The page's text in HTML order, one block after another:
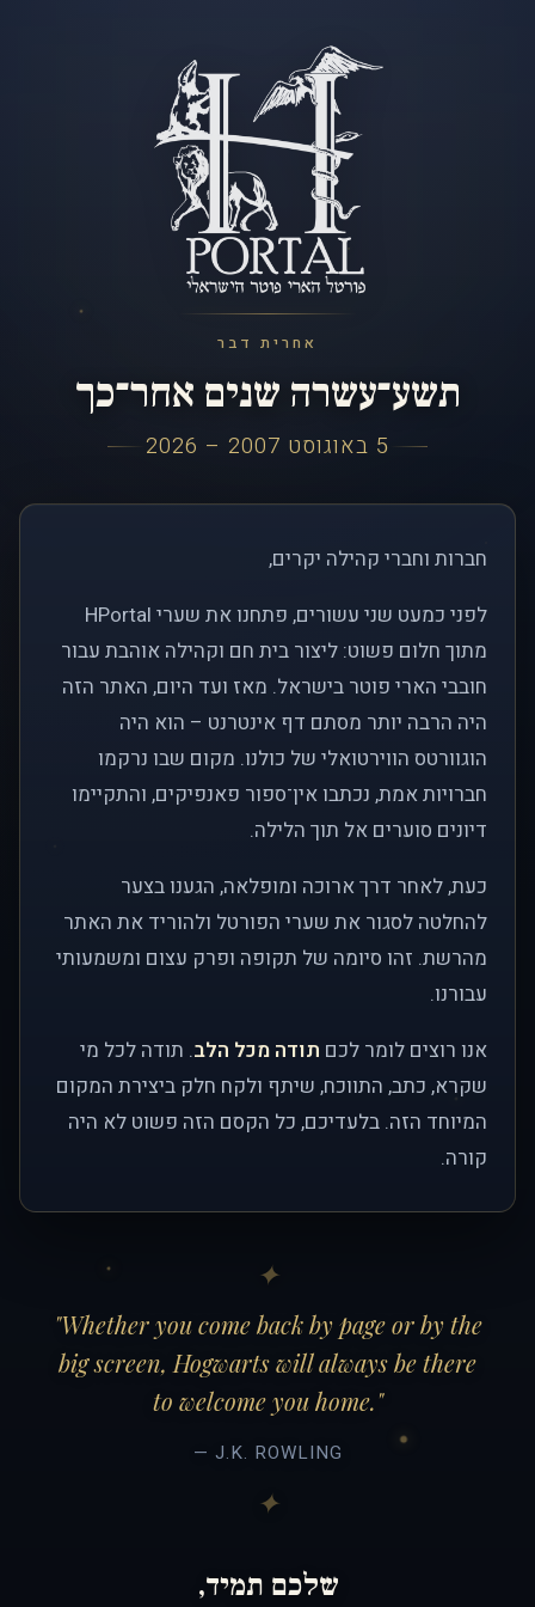
אחרית דבר
תשע־עשרה שנים אחר־כך
5 באוגוסט 2007 – 2026
חברות וחברי קהילה יקרים,
לפני כמעט שני עשורים, פתחנו את שערי HPortal
מתוך חלום פשוט: ליצור בית חם וקהילה אוהבת עבור
חובבי הארי פוטר בישראל. מאז ועד היום, האתר הזה
היה הרבה יותר מסתם דף אינטרנט – הוא היה
הוגוורטס הווירטואלי של כולנו. מקום שבו נרקמו
חברויות אמת, נכתבו אין־ספור פאנפיקים, והתקיימו
דיונים סוערים אל תוך הלילה.
כעת, לאחר דרך ארוכה ומופלאה, הגענו בצער
להחלטה לסגור את שערי הפורטל ולהוריד את האתר
מהרשת. זהו סיומה של תקופה ופרק עצום ומשמעותי
עבורנו.
אנו רוצים לומר לכם תודה מכל הלב. תודה לכל מי
שקרא, כתב, התווכח, שיתף ולקח חלק ביצירת המקום
המיוחד הזה. בלעדיכם, כל הקסם הזה פשוט לא היה
קורה.
"Whether you come back by page or by the
big screen, Hogwarts will always be there
to welcome you home."
— J.K. ROWLING
שלכם תמיד,